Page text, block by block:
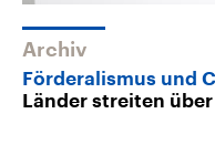
Archiv
Förderalismus und
Länder streiten